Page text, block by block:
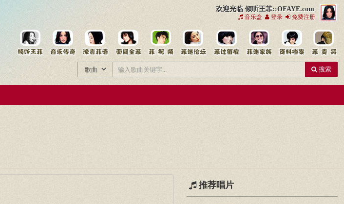
欢迎光临 倾听王菲::OFAYE.com
音乐盒 登录 免费注册
搜索
推荐唱片